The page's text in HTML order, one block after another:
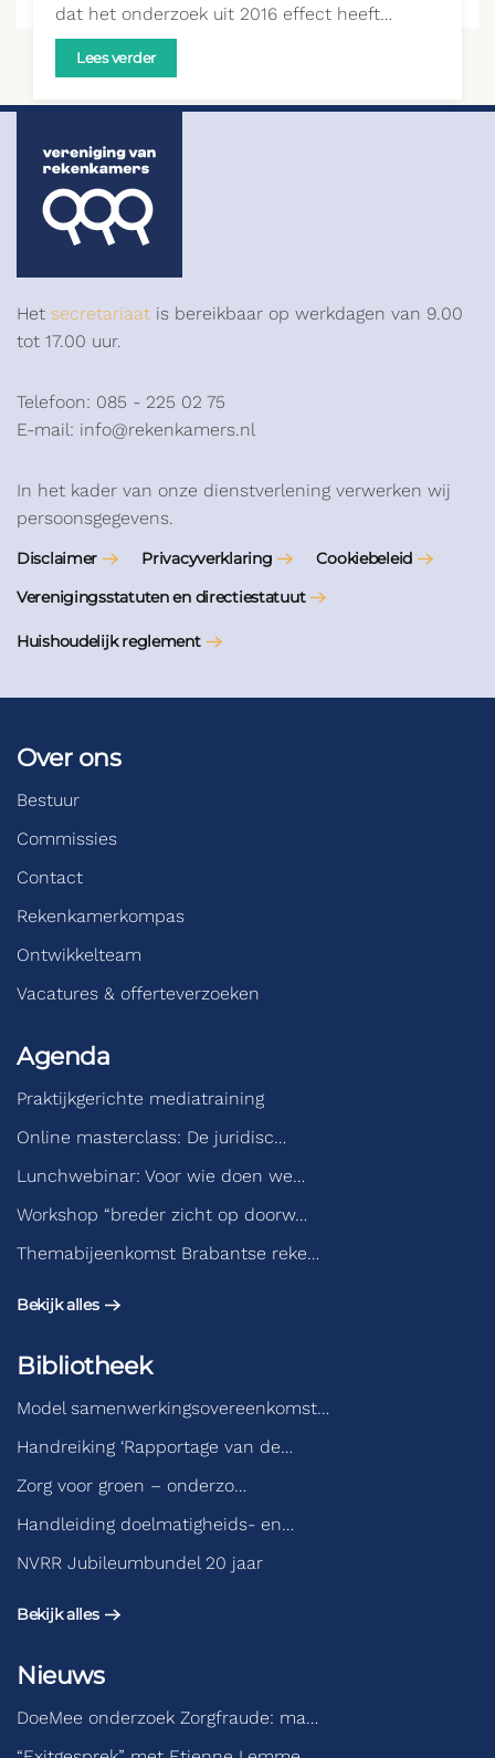
dat het onderzoek uit 2016 effect heeft…
Lees verder
Het secretariaat is bereikbaar op werkdagen van 9.00
tot 17.00 uur.
Telefoon: 085 - 225 02 75
E-mail: info@rekenkamers.nl
In het kader van onze dienstverlening verwerken wij
persoonsgegevens.
Disclaimer Privacyverklaring
Cookiebeleid
Verenigingsstatuten en directiestatuut
Huishoudelijk reglement
Over ons
Bestuur
Commissies
Contact
Rekenkamerkompas
Ontwikkelteam
Vacatures & offerteverzoeken
Agenda
Praktijkgerichte mediatraining
Online masterclass: De juridisc…
Lunchwebinar: Voor wie doen we…
Workshop “breder zicht op doorw…
Themabijeenkomst Brabantse reke…
Bekijk alles
Bibliotheek
Model samenwerkingsovereenkomst…
Handreiking ‘Rapportage van de…
Zorg voor groen – onderzo…
Handleiding doelmatigheids- en…
NVRR Jubileumbundel 20 jaar
Bekijk alles
Nieuws
DoeMee onderzoek Zorgfraude: ma…